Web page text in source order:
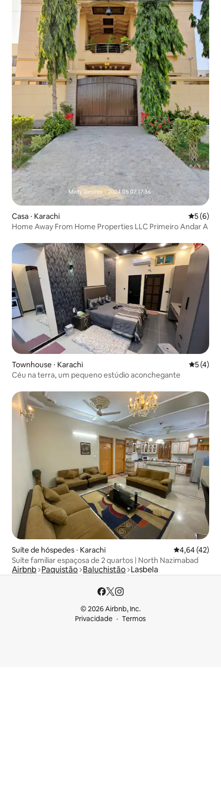
Casa ⋅ Karachi 5 de
5 (6)
Home Away From Home Properties LLC Primeiro Andar A
Townhouse ⋅ Karachi 5 de
5 (4)
Céu na terra, um pequeno estúdio aconchegante
Suíte de hóspedes ⋅ Karachi 4,64 de uma
4,64 (42)
Suíte familiar espaçosa de 2 quartos | North Nazimabad
Airbnb Paquistão Baluchistão Lasbela
© 2026 Airbnb, Inc.
Privacidade
Termos